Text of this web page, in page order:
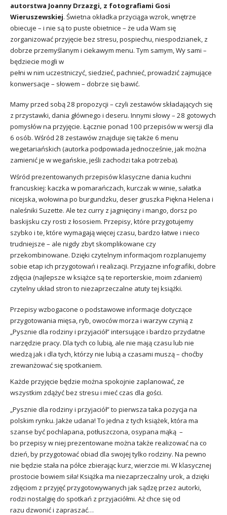
autorstwa Joanny Drzazgi, z fotografiami Gosi
Wieruszewskiej. Świetna okładka przyciąga wzrok, wnętrze
obiecuje – i nie są to puste obietnice – że uda Wam się
zorganizować przyjęcie bez stresu, pospiechu, niespodzianek, z
dobrze przemyślanym i ciekawym menu. Tym samym, Wy sami –
będziecie mogli w
pełni w nim uczestniczyć, siedzieć, pachnieć, prowadzić zajmujące
konwersacje – słowem – dobrze się bawić.
Mamy przed sobą 28 propozycji – czyli zestawów składających się
z przystawki, dania głównego i deseru. Innymi słowy – 28 gotowych
pomysłów na przyjęcie. Łącznie ponad 100 przepisów w wersji dla
6 osób. Wśród 28 zestawów znajduje się także 6 menu
wegetariańskich (autorka podpowiada jednocześnie, jak można
zamienić je w wegańskie, jeśli zachodzi taka potrzeba).
Wśród prezentowanych przepisów klasyczne dania kuchni
francuskiej: kaczka w pomarańczach, kurczak w winie, sałatka
nicejska, wołowina po burgundzku, deser gruszka Piękna Helena i
naleśniki Suzette. Ale tez curry z jagnięciny i mango, dorsz po
baskijsku czy rosti z łososiem. Przepisy, które przygotujemy
szybko i te, które wymagają więcej czasu, bardzo łatwe i nieco
trudniejsze – ale nigdy zbyt skomplikowane czy
przekombinowane. Dzięki czytelnym informacjom rozplanujemy
sobie etap ich przygotowań i realizacji. Przyjazne infografiki, dobre
zdjęcia (najlepsze w książce są te reporterskie, moim zdaniem)
czytelny układ stron to niezaprzeczalne atuty tej książki.
Przepisy wzbogacone o podstawowe informacje dotyczące
przygotowania mięsa, ryb, owoców morza i warzyw czynią z
„Pysznie dla rodziny i przyjaciół” intersujące i bardzo przydatne
narzędzie pracy. Dla tych co lubią, ale nie mają czasu lub nie
wiedzą jak i dla tych, którzy nie lubią a czasami muszą – choćby
zrewanżować się spotkaniem.
Każde przyjęcie będzie można spokojnie zaplanować, ze
wszystkim zdążyć bez stresu i mieć czas dla gości.
„Pysznie dla rodziny i przyjaciół” to pierwsza taka pozycja na
polskim rynku. Jakże udana! To jedna z tych książek, która ma
szanse być pochlapana, potłuszczona, osypana mąką –
bo przepisy w niej prezentowane można także realizować na co
dzień, by przygotować obiad dla swojej tylko rodziny. Na pewno
nie będzie stała na półce zbierając kurz, wierzcie mi. W klasycznej
prostocie bowiem siła! Książka ma niezaprzeczalny urok, a dzięki
zdjęciom z przyjęć przygotowywanych jak sądzę przez autorki,
rodzi nostalgię do spotkań z przyjaciółmi. Aż chce się od
razu dzwonić i zapraszać…